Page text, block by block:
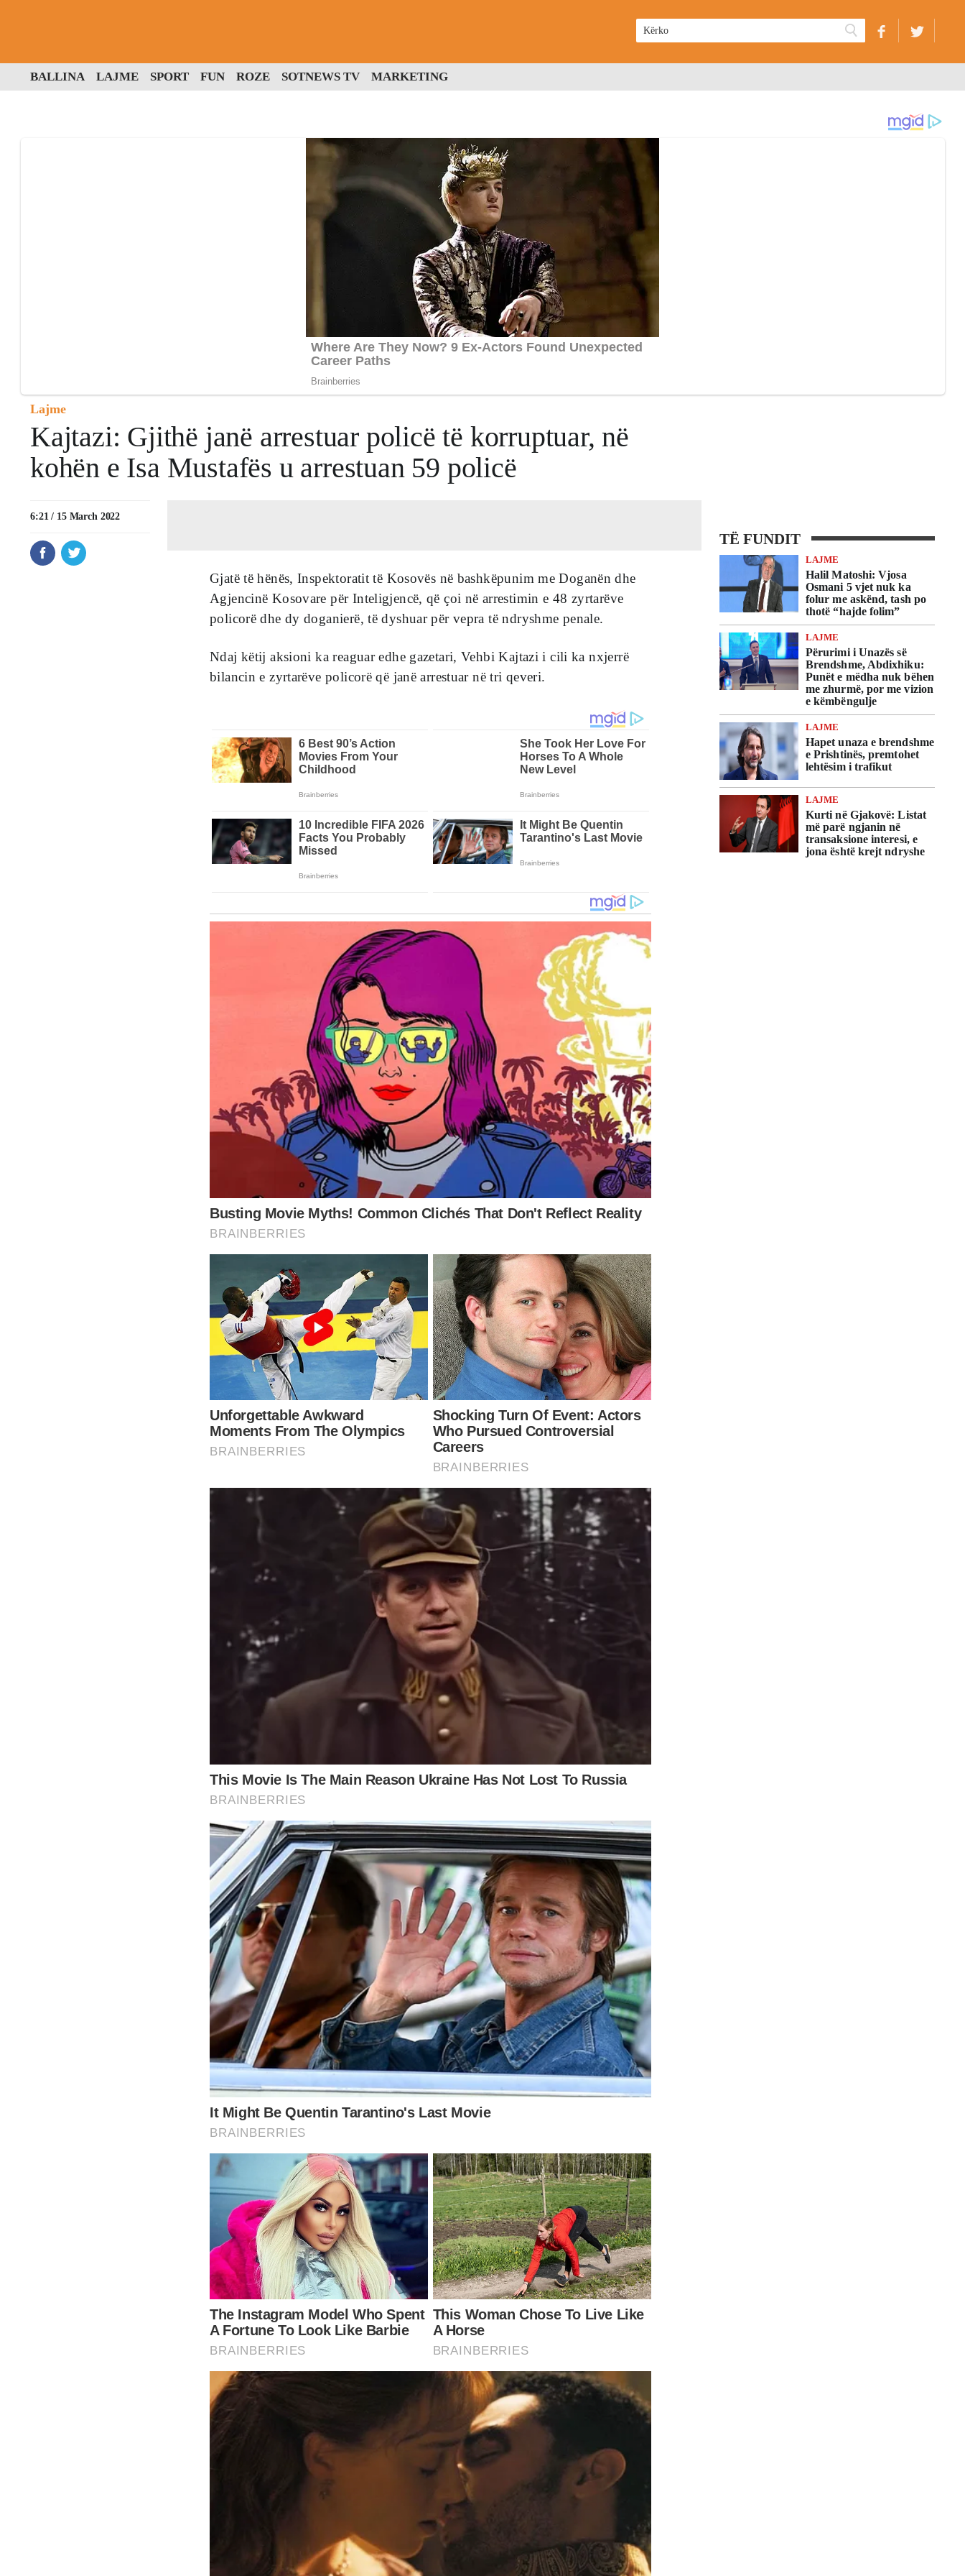
BALLINA LAJME SPORT FUN ROZE SOTNEWS TV MARKETING
Lajme
Kajtazi: Gjithë janë arrestuar policë të korruptuar, në
kohën e Isa Mustafës u arrestuan 59 policë
6:21 / 15 March 2022
TË FUNDIT
LAJME
Halil Matoshi: Vjosa
Osmani 5 vjet nuk ka
folur me askënd, tash po
thotë “hajde folim”
LAJME
Përurimi i Unazës së
Brendshme, Abdixhiku:
Punët e mëdha nuk bëhen
me zhurmë, por me vizion
e këmbëngulje
LAJME
Hapet unaza e brendshme
e Prishtinës, premtohet
lehtësim i trafikut
LAJME
Kurti në Gjakovë: Listat
më parë ngjanin në
transaksione interesi, e
jona është krejt ndryshe
Gjatë të hënës, Inspektoratit të Kosovës në bashkëpunim me Doganën dhe
Agjencinë Kosovare për Inteligjencë, që çoi në arrestimin e 48 zyrtarëve
policorë dhe dy doganierë, të dyshuar për vepra të ndryshme penale.
Ndaj këtij aksioni ka reaguar edhe gazetari, Vehbi Kajtazi i cili ka nxjerrë
bilancin e zyrtarëve policorë që janë arrestuar në tri qeveri.